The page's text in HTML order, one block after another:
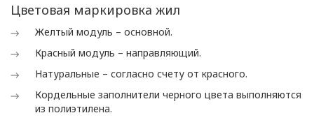
Цветовая маркировка жил
Желтый модуль – основной.
Красный модуль – направляющий.
Натуральные – согласно счету от красного.
Кордельные заполнители черного цвета выполняются
из полиэтилена.
ОПЕРАТОРА
В
отношении
обработки